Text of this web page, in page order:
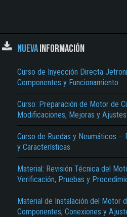
NUEVAINFORMACIÓN
Curso de Inyección Directa
Componentes y Funcionamiento
Curso: Preparación de Motor de
Modificaciones, Mejoras y Ajustes
Curso de Ruedas y Neumáticos –
y Características
Material: Revisión Técnica del
Verificación, Pruebas y
Material de Instalación del Motor
Componentes, Conexiones y